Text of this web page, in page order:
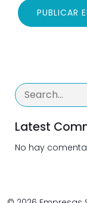
Latest
No hay